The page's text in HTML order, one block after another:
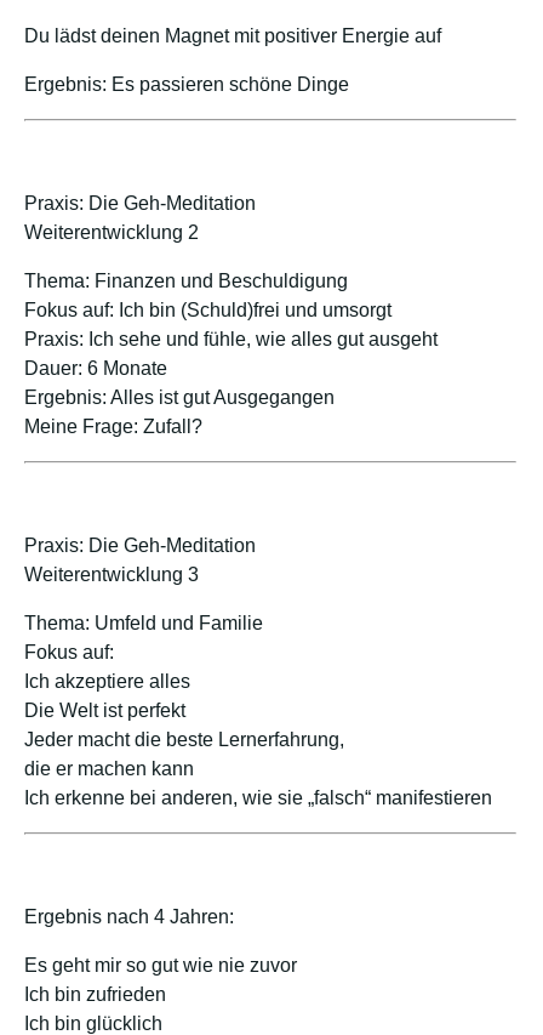
Du lädst deinen Magnet mit positiver Energie auf
Ergebnis: Es passieren schöne Dinge
Praxis: Die Geh-Meditation
Weiterentwicklung 2
Thema: Finanzen und Beschuldigung
Fokus auf: Ich bin (Schuld)frei und umsorgt
Praxis: Ich sehe und fühle, wie alles gut ausgeht
Dauer: 6 Monate
Ergebnis: Alles ist gut Ausgegangen
Meine Frage: Zufall?
Praxis: Die Geh-Meditation
Weiterentwicklung 3
Thema: Umfeld und Familie
Fokus auf:
Ich akzeptiere alles
Die Welt ist perfekt
Jeder macht die beste Lernerfahrung,
die er machen kann
Ich erkenne bei anderen, wie sie „falsch“ manifestieren
Ergebnis nach 4 Jahren:
Es geht mir so gut wie nie zuvor
Ich bin zufrieden
Ich bin glücklich